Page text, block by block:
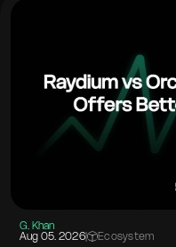
G. Khan
Aug 05. 2026| Ecosystem